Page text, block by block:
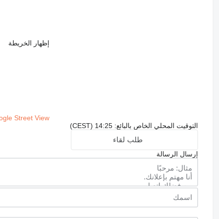
إظهار الخريطة
Street View
التوقيت المحلي الخاص بالبائع: 14:25 (CEST)
طلب لقاء
إرسال الرسالة